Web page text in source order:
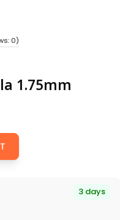
0)
1.75mm
3 days